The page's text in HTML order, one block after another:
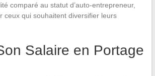
comparé au statut d’auto-entrepreneur,
ceux qui souhaitent diversifier leurs
Salaire en Portage